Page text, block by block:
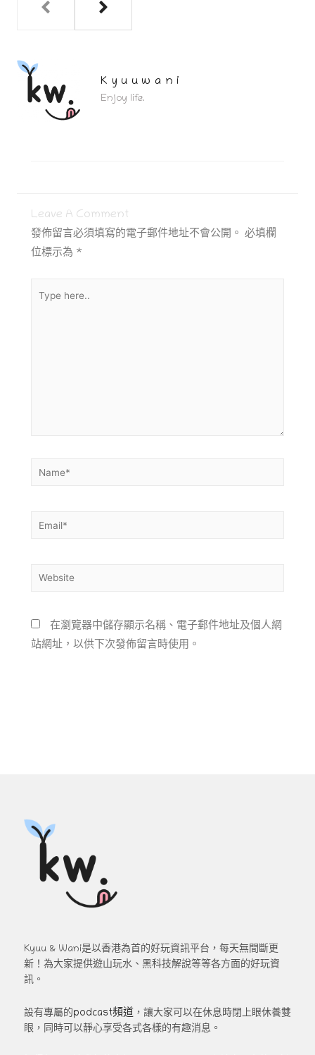
Kyuuwani
Enjoy life.
Leave A Comment
發佈留言必須填寫的電子郵件地址不會公開。 必填欄
位標示為 *
在瀏覽器中儲存顯示名稱、電子郵件地址及個人網
站網址，以供下次發佈留言時使用。
Kyuu & Wani是以香港為首的好玩資訊平台，每天無間斷更
新！為大家提供遊山玩水、黑科技解說等等各方面的好玩資
訊。
設有專屬的podcast頻道 ，讓大家可以在休息時閉上眼休養雙
眼，同時可以靜心享受各式各樣的有趣消息。